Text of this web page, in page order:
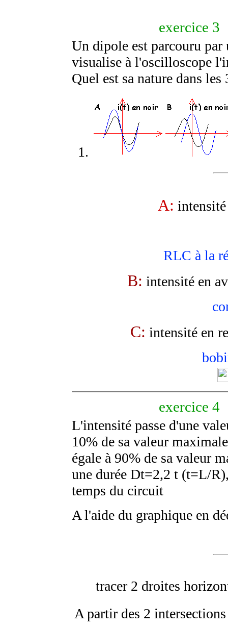
exercice 3
Un dipole est parcouru
visualise à l'oscilloscope
Quel est sa nature dans les
A:
RLC à la
B: intensité en
C: intensité en
exercice 4
L'intensité passe d'une
10% de sa valeur
égale à 90% de sa valeur
une durée Dt=2,2 t (t=L/
temps du circuit
A l'aide du graphique en
tracer 2 droites
A partir des 2